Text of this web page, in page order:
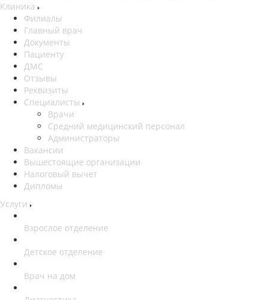
Клиника
Филиалы
Главный врач
Документы
Пациенту
ДМС
Отзывы
Реквизиты
Специалисты
Врачи
Средний медицинский персонал
Администраторы
Вакансии
Вышестоящие организации
Налоговый вычет
Дипломы
Услуги
Взрослое отделение
Детское отделение
Врач на дом